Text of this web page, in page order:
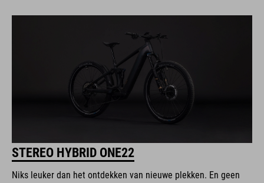
STEREO HYBRID ONE22
Niks leuker dan het ontdekken van nieuwe plekken. En geen